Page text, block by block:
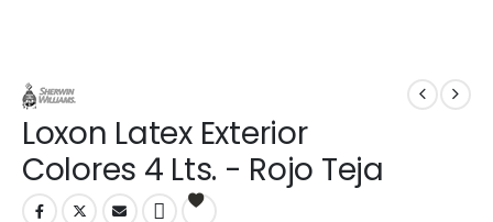
Loxon Latex Exterior
Colores 4 Lts. - Rojo Teja